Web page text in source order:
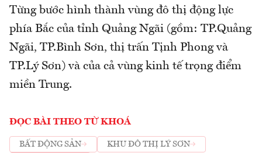
Từng bước hình thành vùng đô thị động lực
phía Bắc của tỉnh Quảng Ngãi (gồm: TP.Quảng
Ngãi, TP.Bình Sơn, thị trấn Tịnh Phong và
TP.Lý Sơn) và của cả vùng kinh tế trọng điểm
miền Trung.
ĐỌC BÀI THEO TỪ KHOÁ
BẤT ĐỘNG SẢN KHU ĐÔ THỊ LÝ SƠN